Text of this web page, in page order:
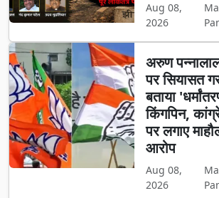
Aug 08,
2026
अरुण
पर सियासत
बताया
किंगपिन,
पर लगाए
आरोप
Aug 08,
2026